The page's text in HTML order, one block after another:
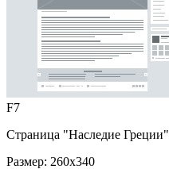
F7
Страница "Наследие Греции"
Размер: 260x340